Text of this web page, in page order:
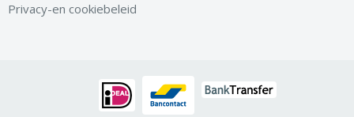
Privacy-en cookiebeleid